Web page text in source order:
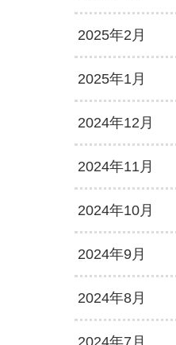
2025年2月
2025年1月
2024年12月
2024年11月
2024年10月
2024年9月
2024年8月
2024年7月